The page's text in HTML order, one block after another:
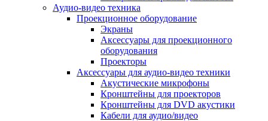
Аудио-видео техника
Проекционное оборудование
Экраны
Аксессуары для проекционного
оборудования
Проекторы
Аксессуары для аудио-видео техники
Акустические микрофоны
Кронштейны для проекторов
Кронштейны для DVD акустики
Кабели для аудио/видео